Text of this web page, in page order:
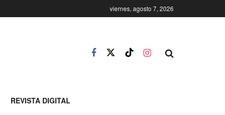
viernes, agosto 7, 2026
REVISTA DIGITAL